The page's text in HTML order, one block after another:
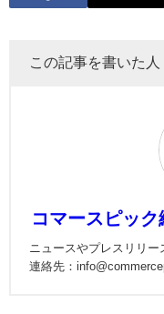
この記事を書いた人
コマースピッ
ニュースやプレスリリー
連絡先：